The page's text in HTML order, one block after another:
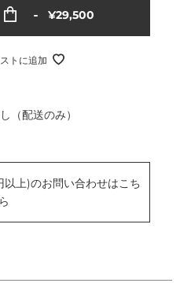
通
常
価
¥29,500
トに追加
（配送のみ）
以上)のお問い合わせはこち
ら